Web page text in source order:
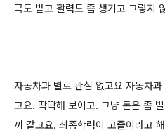
극도 받고 활력도 좀 생기고 그렇지
자동차과 별로 관심 없고요 자동차
고요. 딱딱해 보이고. 그냥 돈은 좀
꺼 같고요. 최종학력이 고졸이라고